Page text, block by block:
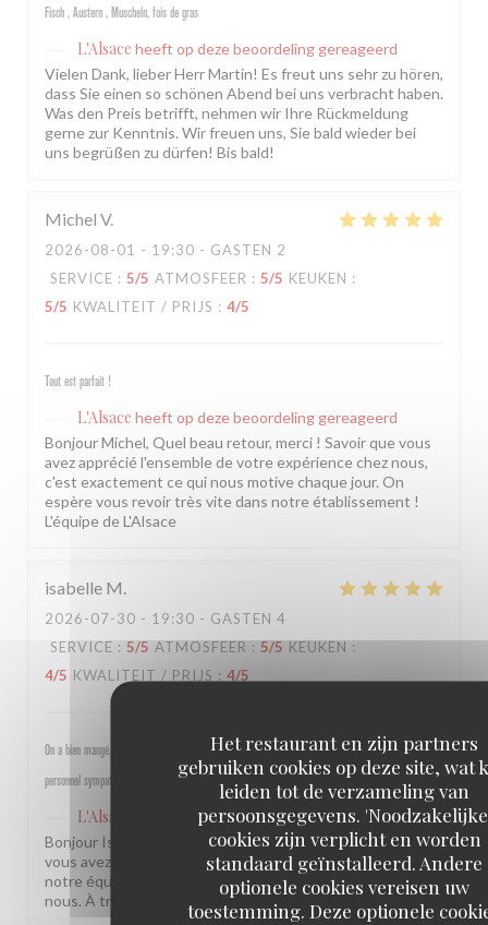
Het restaurant en zijn partners
gebruiken cookies op deze site, wat
leiden tot de verzameling van
persoonsgegevens.
cookies zijn verplicht en worden
standaard geïnstalleerd. Andere
optionele cookies vereisen uw
toestemming. Deze optionele
Fisch , Austern , Muscheln, fois de gras
L'Alsace heeft op deze beoordeling gereageerd
Vielen Dank, lieber Herr Martin! Es freut uns sehr zu hören,
dass Sie einen so schönen Abend bei uns verbracht haben.
Was den Preis betrifft, nehmen wir Ihre Rückmeldung
gerne zur Kenntnis. Wir freuen uns, Sie bald wieder bei
uns begrüßen zu dürfen! Bis bald!
Michel V
2026-08-01 - 19:30 - GASTEN 2
SERVICE : 5/5 ATMOSFEER : 5/5 KEUKEN :
5/5 KWALITEIT / PRIJS : 4/5
Tout est parfait !
L'Alsace heeft op deze beoordeling gereageerd
Bonjour Michel, Quel beau retour, merci ! Savoir que vous
avez apprécié l'ensemble de votre expérience chez nous,
c'est exactement ce qui nous motive chaque jour. On
espère vous revoir très vite dans notre établissement !
L'équipe de L'Alsace
isabelle M
2026-07-30 - 19:30 - GASTEN 4
SERVICE : 5/5 ATMOSFEER : 5/5 KEUKEN :
4/5 KWALITEIT / PRIJS : 4/5
On a bien mangé, bon rapport qualité prix pour les champs, très bel emplacement, peu d attente,
personnel sympathique et efficace.
L'Alsace
heeft op deze beoordeling gereageerd
Bonjour Isabelle, Merci pour ce beau retour ! Savoir que
vous avez passé un bon moment près des Champs et que
notre équipe a été à la hauteur, c'est une vraie fierté pour
nous. À très bientôt ! L'équipe de L'Alsace